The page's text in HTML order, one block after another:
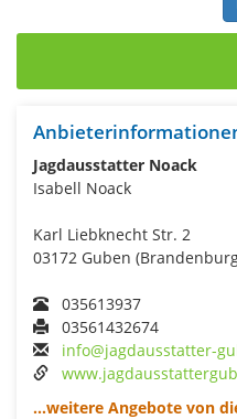
Jagdausstatter Noack
Isabell Noack
Karl Liebknecht Str. 2
03172 Guben
035613937
03561432674
info@jagdausstatter-
...weitere Angebote von